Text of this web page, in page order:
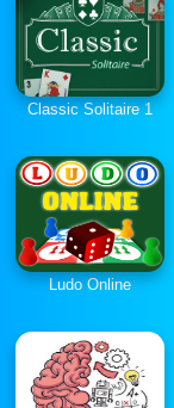
Classic Solitaire 1
Ludo Online